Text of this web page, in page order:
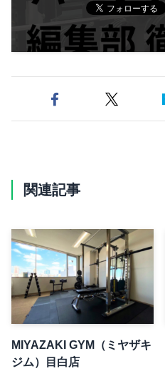
関連記事
MIYAZAKI GYM（ミヤザキ
ジム）目白店